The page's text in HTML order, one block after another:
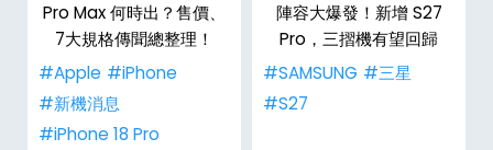
Pro Max 何時出？售價、
7大規格傳聞總整理！
#Apple #iPhone
#新機消息
#iPhone 18 Pro
陣容大爆發！新增 S27
Pro，三摺機有望回歸
#SAMSUNG #三星
#S27